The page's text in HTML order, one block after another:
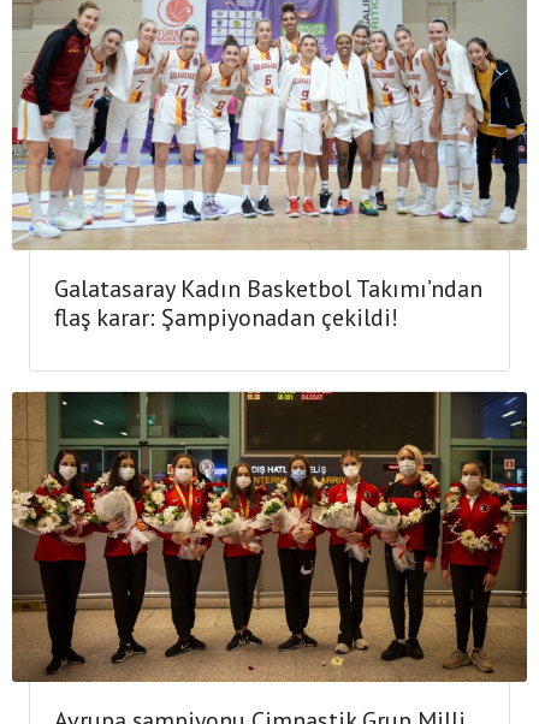
Galatasaray Kadın Basketbol Takımı’ndan
flaş karar: Şampiyonadan çekildi!